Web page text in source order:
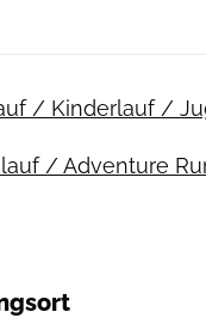
/ Kinderlauf /
/ Adventure